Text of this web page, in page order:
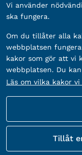
Bankgironummer:
Vi använder
ska fungera.
Om du tillåter alla
webbplatsen
kakor som gör att vi
webbplatsen. Du
Läs om vilka kakor
Tillåt